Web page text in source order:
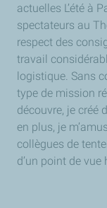
actuelles L’été à
spectateurs au
respect des
travail
logistique. Sans
type de mission
découvre, je créé
en plus, je
collègues de
d’un point de